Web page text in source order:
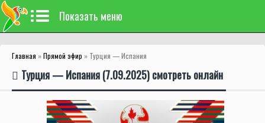
Показать меню
Главная »Прямой эфир » Турция — Испания
Турция — Испания (7.09.2025) смотреть онлайн